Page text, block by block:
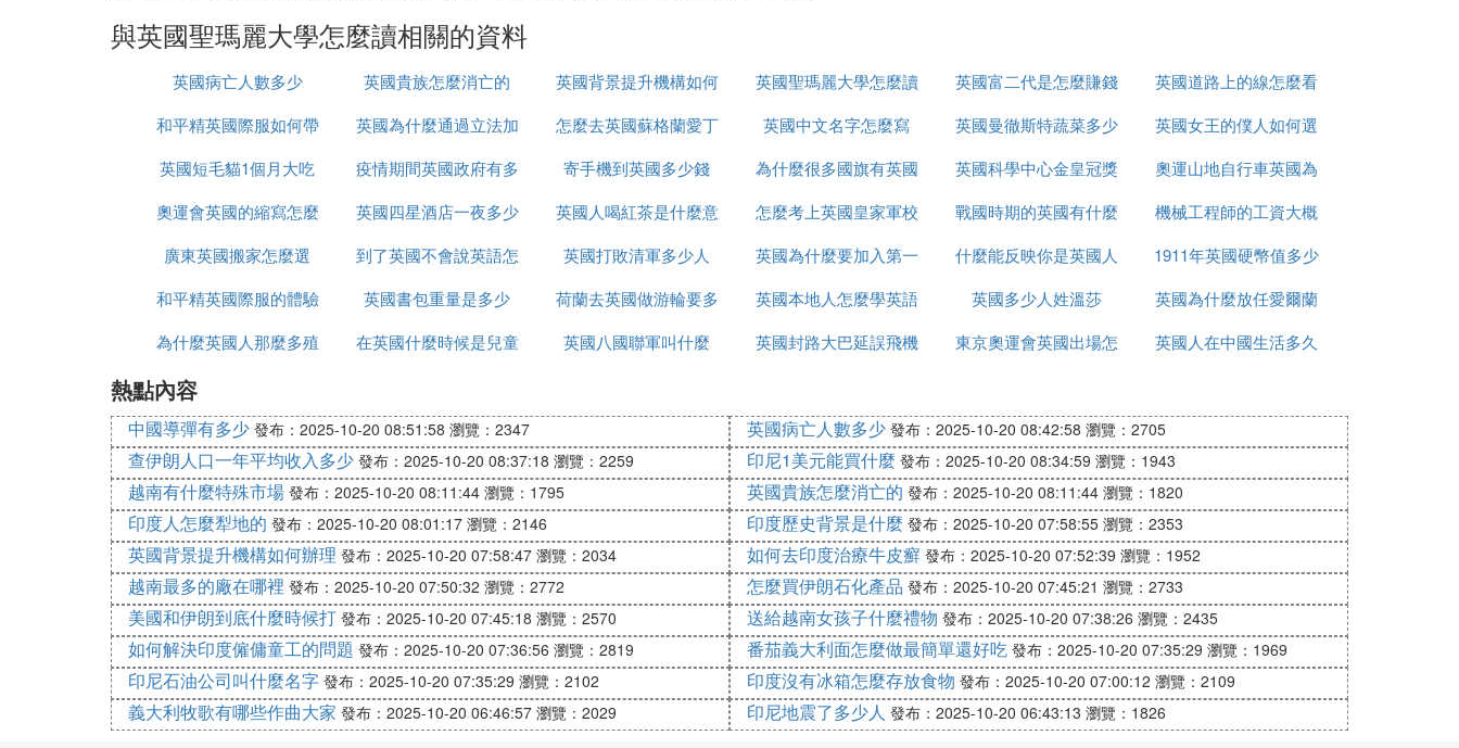
與英國聖瑪麗大學怎麼讀相關的資料
英國病亡人數多少 英國貴族怎麼消亡的
英國背景提升機構如何
辦理
英國聖瑪麗大學怎麼讀
英國富二代是怎麼賺錢
的
英國道路上的線怎麼看
和平精英國際服如何帶
槍進出生島
英國為什麼通過立法加
強社會保障
怎麼去英國蘇格蘭愛丁
堡
英國中文名字怎麼寫
英國曼徹斯特蔬菜多少
錢
英國女王的僕人如何選
的
英國短毛貓1個月大吃
什麼
疫情期間英國政府有多
少錢
寄手機到英國多少錢 為什麼很多國旗有英國
英國科學中心金皇冠獎
是什麼
奧運山地自行車英國為
什麼很厲害
奧運會英國的縮寫怎麼
改了
英國四星酒店一夜多少
錢
英國人喝紅茶是什麼意
思
怎麼考上英國皇家軍校
戰國時期的英國有什麼
事件
機械工程師的工資大概
多少英國
廣東英國搬家怎麼選
到了英國不會說英語怎
麼辦
英國打敗清軍多少人
英國為什麼要加入第一
次世界大戰
什麼能反映你是英國人
1911年英國硬幣值多少
錢
和平精英國際服的體驗
服如何上去
英國書包重量是多少
荷蘭去英國做游輪要多
久
英國本地人怎麼學英語 英國多少人姓溫莎
英國為什麼放任愛爾蘭
獨立
為什麼英國人那麼多殖
在英國什麼時候是兒童
英國八國聯軍叫什麼
英國封路大巴延誤飛機
東京奧運會英國出場怎
英國人在中國生活多久
熱點內容
中國導彈有多少 發布：2025-10-20 08:51:58 瀏覽：2347 英國病亡人數多少 發布：2025-10-20 08:42:58 瀏覽：2705
查伊朗人口一年平均收入多少 發布：2025-10-20 08:37:18 瀏覽：2259 印尼1美元能買什麼 發布：2025-10-20 08:34:59 瀏覽：1943
越南有什麼特殊市場 發布：2025-10-20 08:11:44 瀏覽：1795 英國貴族怎麼消亡的 發布：2025-10-20 08:11:44 瀏覽：1820
印度人怎麼犁地的 發布：2025-10-20 08:01:17 瀏覽：2146 印度歷史背景是什麼 發布：2025-10-20 07:58:55 瀏覽：2353
英國背景提升機構如何辦理 發布：2025-10-20 07:58:47 瀏覽：2034 如何去印度治療牛皮癬 發布：2025-10-20 07:52:39 瀏覽：1952
越南最多的廠在哪裡 發布：2025-10-20 07:50:32 瀏覽：2772 怎麼買伊朗石化產品 發布：2025-10-20 07:45:21 瀏覽：2733
美國和伊朗到底什麼時候打 發布：2025-10-20 07:45:18 瀏覽：2570 送給越南女孩子什麼禮物 發布：2025-10-20 07:38:26 瀏覽：2435
如何解決印度僱傭童工的問題 發布：2025-10-20 07:36:56 瀏覽：2819 番茄義大利面怎麼做最簡單還好吃 發布：2025-10-20 07:35:29 瀏覽：1969
印尼石油公司叫什麼名字 發布：2025-10-20 07:35:29 瀏覽：2102 印度沒有冰箱怎麼存放食物 發布：2025-10-20 07:00:12 瀏覽：2109
義大利牧歌有哪些作曲大家 發布：2025-10-20 06:46:57 瀏覽：2029 印尼地震了多少人 發布：2025-10-20 06:43:13 瀏覽：1826